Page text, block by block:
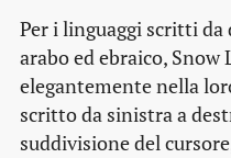
Per i linguaggi scritti da
arabo ed ebraico, Snow
elegantemente nella
scritto da sinistra a
suddivisione del